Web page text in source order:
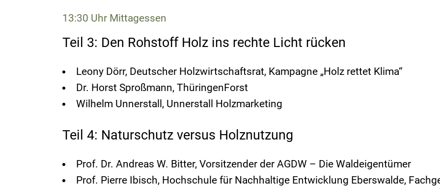
13:30 Uhr Mittagessen
Teil 3: Den Rohstoff Holz ins rechte Licht rücken
Leony Dörr, Deutscher Holzwirtschaftsrat, Kampagne „Holz rettet Klima“
Dr. Horst Sproßmann, ThüringenForst
Wilhelm Unnerstall, Unnerstall Holzmarketing
Teil 4: Naturschutz versus Holznutzung
Prof. Dr. Andreas W. Bitter, Vorsitzender der AGDW – Die Waldeigentümer
Prof. Pierre Ibisch, Hochschule für Nachhaltige Entwicklung Eberswalde,